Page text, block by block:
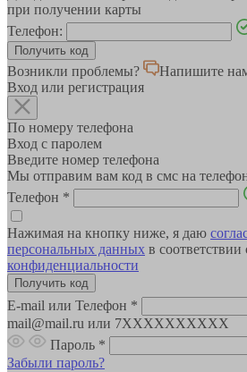
при получении карты
Телефон:
Возникли проблемы?
Напишите
Вход или регистрация
По номеру телефона
Вход с паролем
Введите номер телефона
Мы отправим вам код в смс на
Телефон *
Нажимая на кнопку ниже, я даю
персональных данных в соответствии
конфиденциальности
E-mail или Телефон *
mail@mail.ru или 7XXXXXXXXXX
Пароль *
Забыли пароль?